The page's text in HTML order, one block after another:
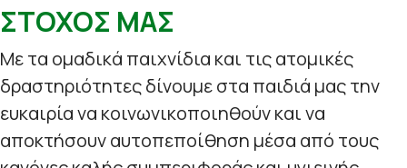
ΣΤΟΧΟΣ ΜΑΣ
Με τα ομαδικά παιχνίδια και τις ατομικές
δραστηριότητες δίνουμε στα παιδιά μας την
ευκαιρία να κοινωνικοποιηθούν και να
αποκτήσουν αυτοπεποίθηση μέσα από τους